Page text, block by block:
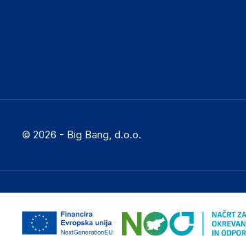
© 2026 - Big Bang, d.o.o.